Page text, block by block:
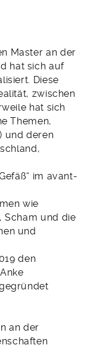
Master an der
hat sich auf
Diese
zwischen
hat sich
Themen,
und deren
im avant-
wie
Scham und die
und
den
an der